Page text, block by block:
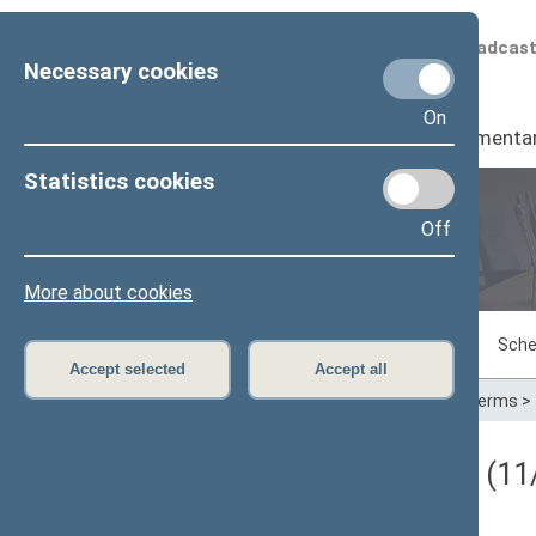
Necessary cookies
On
Statistics cookies
Off
More about cookies
Accept selected Accept all
Scheduled
Seimas I
Sitting in progress Plenary sittings
Home>Plenary sittings>Parliamentary terms >
Darbotvarkės klausimas